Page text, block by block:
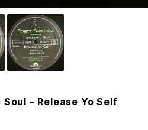
– Release Yo Self